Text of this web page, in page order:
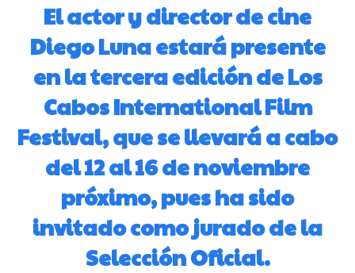
El actor y director de cine
Diego Luna estará presente
en la tercera edición de Los
Cabos International Film
Festival, que se llevará a cabo
del 12 al 16 de noviembre
próximo, pues ha sido
invitado como jurado de la
Selección Oficial.